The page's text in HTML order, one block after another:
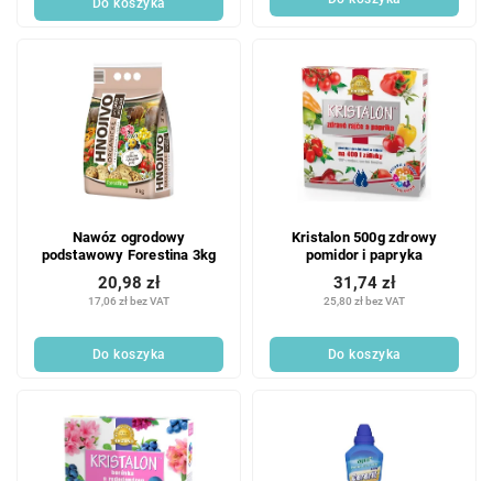
Do koszyka
Nawóz ogrodowy
podstawowy Forestina 3kg
17,06 zł bez VAT
20,98 zł
Do koszyka
Kristalon 500g zdrowy
pomidor i papryka
25,80 zł bez VAT
31,74 zł
Do koszyka